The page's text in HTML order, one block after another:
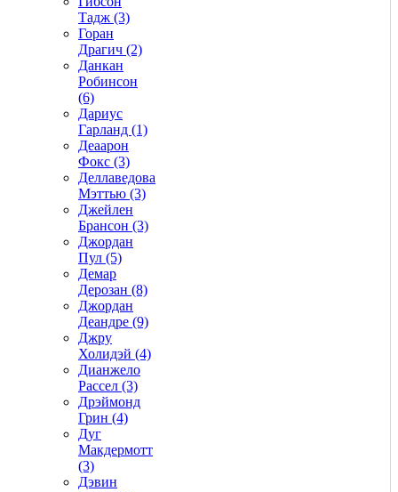
Тадж (3)
Горан
Драгич (2)
Данкан
Робинсон
(6)
Дариус
Гарланд (1)
Деаарон
Фокс (3)
Деллаведова
Мэттью (3)
Джейлен
Брансон (3)
Джордан
Пул (5)
Демар
Дерозан (8)
Джордан
Деандре (9)
Джру
Холидэй (4)
Дианжело
Рассел (3)
Дрэймонд
Грин (4)
Дуг
Макдермотт
(3)
Дэвин